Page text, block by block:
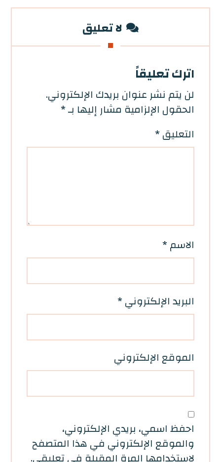
لا تعليق
اترك تعليقاً
لن يتم نشر عنوان بريدك الإلكتروني.
الحقول الإلزامية مشار إليها بـ*
التعليق*
الاسم*
البريد الإلكتروني*
الموقع الإلكتروني
احفظ اسمي، بريدي الإلكتروني،
والموقع الإلكتروني في هذا المتصفح
لاستخدامها المرة المقبلة في تعليقي.